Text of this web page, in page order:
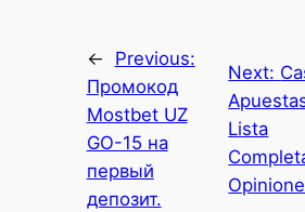
←
Previous:
Промокод
Mostbet UZ
GO-15 на
первый
депозит.
Next:
Lista